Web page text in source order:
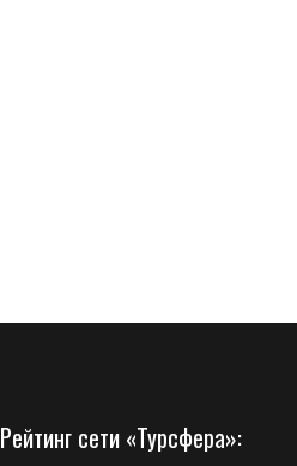
Рейтинг сети «Турсфера»: